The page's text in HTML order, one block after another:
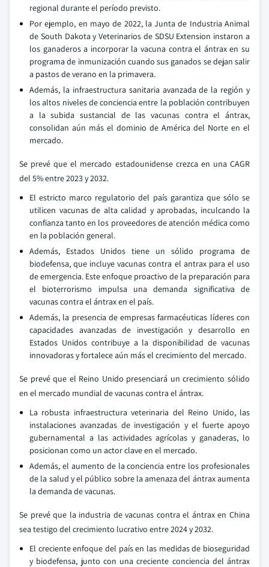
regional durante el período previsto.
Por ejemplo, en mayo de 2022, la Junta de Industria Animal
de South Dakota y Veterinarios de SDSU Extension instaron a
los ganaderos a incorporar la vacuna contra el ántrax en su
programa de inmunización cuando sus ganados se dejan salir
a pastos de verano en la primavera.
Además, la infraestructura sanitaria avanzada de la región y
los altos niveles de conciencia entre la población contribuyen
a la subida sustancial de las vacunas contra el ántrax,
consolidan aún más el dominio de América del Norte en el
mercado.
Se prevé que el mercado estadounidense crezca en una CAGR
del 5% entre 2023 y 2032.
El estricto marco regulatorio del país garantiza que sólo se
utilicen vacunas de alta calidad y aprobadas, inculcando la
confianza tanto en los proveedores de atención médica como
en la población general.
Además, Estados Unidos tiene un sólido programa de
biodefensa, que incluye vacunas contra el antrax para el uso
de emergencia. Este enfoque proactivo de la preparación para
el bioterrorismo impulsa una demanda significativa de
vacunas contra el ántrax en el país.
Además, la presencia de empresas farmacéuticas líderes con
capacidades avanzadas de investigación y desarrollo en
Estados Unidos contribuye a la disponibilidad de vacunas
innovadoras y fortalece aún más el crecimiento del mercado.
Se prevé que el Reino Unido presenciará un crecimiento sólido
en el mercado mundial de vacunas contra el ántrax.
La robusta infraestructura veterinaria del Reino Unido, las
instalaciones avanzadas de investigación y el fuerte apoyo
gubernamental a las actividades agrícolas y ganaderas, lo
posicionan como un actor clave en el mercado.
Además, el aumento de la conciencia entre los profesionales
de la salud y el público sobre la amenaza del ántrax aumenta
la demanda de vacunas.
Se prevé que la industria de vacunas contra el ántrax en China
sea testigo del crecimiento lucrativo entre 2024 y 2032.
El creciente enfoque del país en las medidas de bioseguridad
y biodefensa, junto con una creciente conciencia del ántrax